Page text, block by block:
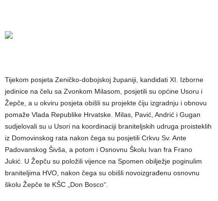
Tijekom posjeta Zeničko-dobojskoj županiji, kandidati XI. Izborne
jedinice na čelu sa Zvonkom Milasom, posjetili su općine Usoru i
Žepče, a u okviru posjeta obišli su projekte čiju izgradnju i obnovu
pomaže Vlada Republike Hrvatske. Milas, Pavić, Andrić i Gugan
sudjelovali su u Usori na koordinaciji braniteljskih udruga proisteklih
iz Domovinskog rata nakon čega su posjetili Crkvu Sv. Ante
Padovanskog Šivša, a potom i Osnovnu Školu Ivan fra Frano
Jukić. U Žepču su položili vijence na Spomen obilježje poginulim
braniteljima HVO, nakon čega su obišli novoizgrađenu osnovnu
školu Žepče te KŠC „Don Bosco“.